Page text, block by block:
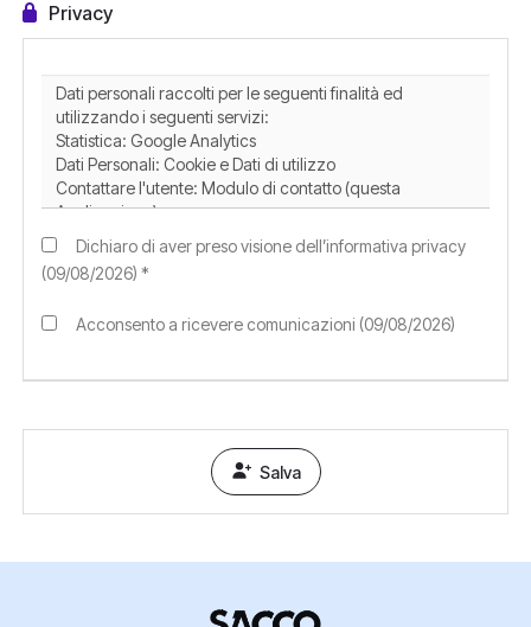
Privacy
Dichiaro di aver preso visione dell’informativa privacy
(09/08/2026) *
Acconsento a ricevere comunicazioni (09/08/2026)
Salva